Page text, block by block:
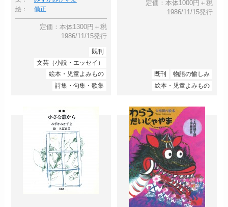
絵：
働正
定価：本体1300円＋税
1986/11/15発行
既刊
文芸（小説・エッセイ）
絵本・児童よみもの
詩集・句集・歌集
定価：本体1000円＋税
1986/11/15発行
既刊
物語の愉しみ
絵本・児童よみもの